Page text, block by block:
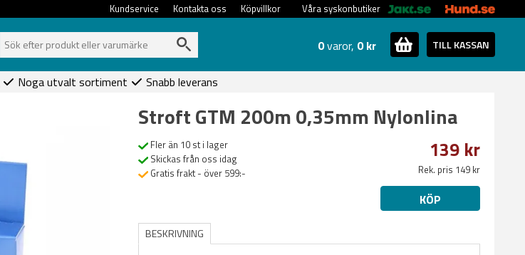
Våra syskonbutiker
Köpvillkor
Kontakta oss
Kundservice
0varor, 0 kr TILL KASSAN
Noga utvalt sortiment Snabb leverans
Stroft GTM 200m 0,35mm Nylonlina
Fler än 10 st i lager
Skickas från oss idag
Gratis frakt - över 599:-
139 kr
Rek. pris 149 kr
KÖP
BESKRIVNING